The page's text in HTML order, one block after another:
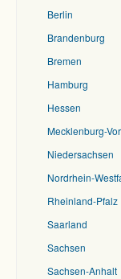
Berlin
Brandenburg
Bremen
Hamburg
Hessen
Mecklenburg-
Niedersachsen
Nordrhein-
Rheinland-Pfalz
Saarland
Sachsen
Sachsen-Anhalt